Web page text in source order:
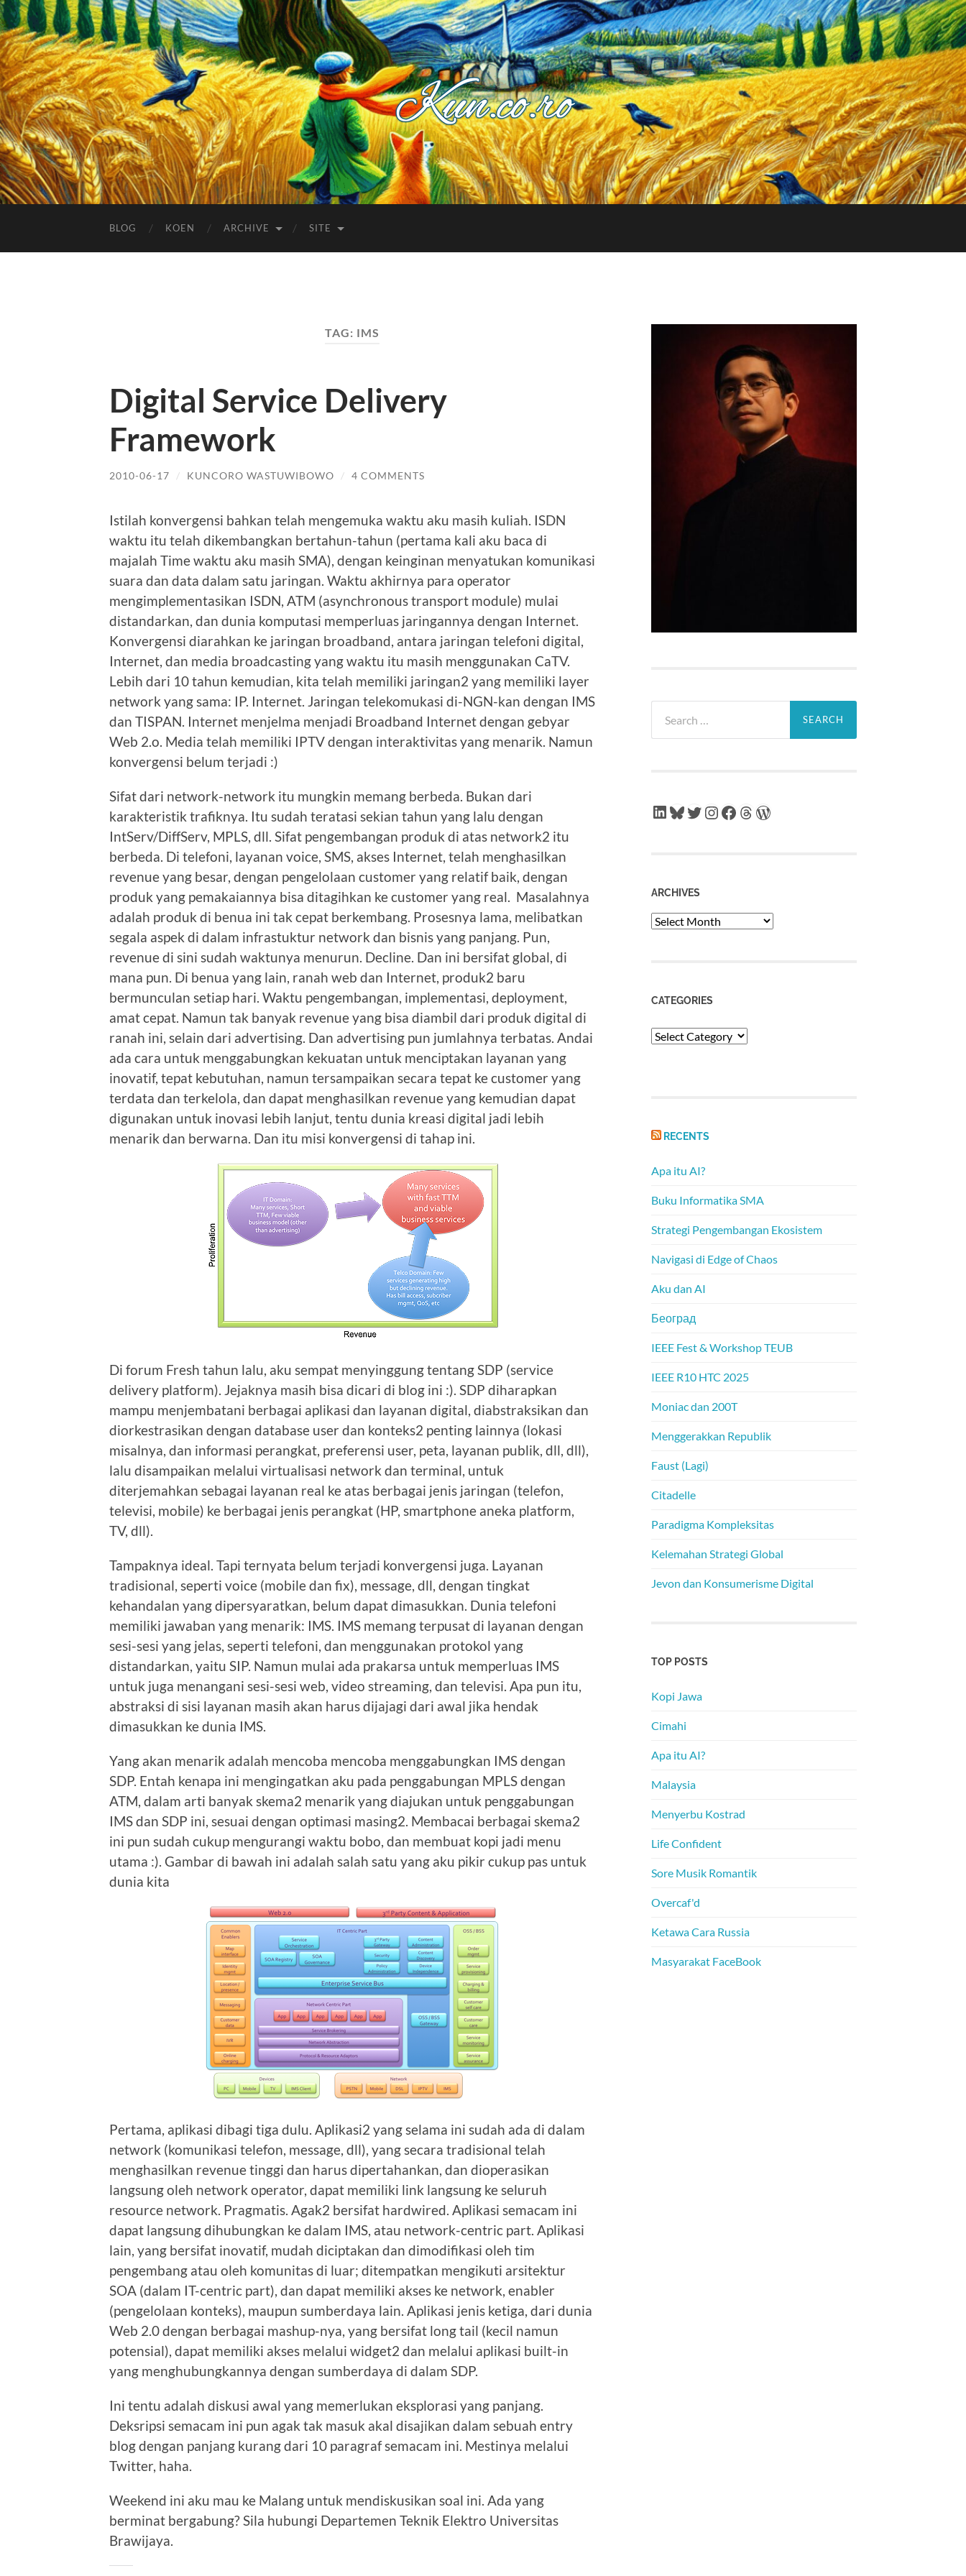
Kuncoro++
BLOG KOEN ARCHIVE SITE
TAG: IMS
Digital Service Delivery
Framework
2010-06-17 / KUNCORO WASTUWIBOWO / 4 COMMENTS
Istilah konvergensi bahkan telah mengemuka waktu aku masih kuliah. ISDN
waktu itu telah dikembangkan bertahun-tahun (pertama kali aku baca di
majalah Time waktu aku masih SMA), dengan keinginan menyatukan komunikasi
suara dan data dalam satu jaringan. Waktu akhirnya para operator
mengimplementasikan ISDN, ATM (asynchronous transport module) mulai
distandarkan, dan dunia komputasi memperluas jaringannya dengan Internet.
Konvergensi diarahkan ke jaringan broadband, antara jaringan telefoni digital,
Internet, dan media broadcasting yang waktu itu masih menggunakan CaTV.
Lebih dari 10 tahun kemudian, kita telah memiliki jaringan2 yang memiliki layer
network yang sama: IP. Internet. Jaringan telekomukasi di-NGN-kan dengan IMS
dan TISPAN. Internet menjelma menjadi Broadband Internet dengan gebyar
Web 2.o. Media telah memiliki IPTV dengan interaktivitas yang menarik. Namun
konvergensi belum terjadi :)
Sifat dari network-network itu mungkin memang berbeda. Bukan dari
karakteristik trafiknya. Itu sudah teratasi sekian tahun yang lalu dengan
IntServ/DiffServ, MPLS, dll. Sifat pengembangan produk di atas network2 itu
berbeda. Di telefoni, layanan voice, SMS, akses Internet, telah menghasilkan
revenue yang besar, dengan pengelolaan customer yang relatif baik, dengan
produk yang pemakaiannya bisa ditagihkan ke customer yang real. Masalahnya
adalah produk di benua ini tak cepat berkembang. Prosesnya lama, melibatkan
segala aspek di dalam infrastuktur network dan bisnis yang panjang. Pun,
revenue di sini sudah waktunya menurun. Decline. Dan ini bersifat global, di
mana pun. Di benua yang lain, ranah web dan Internet, produk2 baru
bermunculan setiap hari. Waktu pengembangan, implementasi, deployment,
amat cepat. Namun tak banyak revenue yang bisa diambil dari produk digital di
ranah ini, selain dari advertising. Dan advertising pun jumlahnya terbatas. Andai
ada cara untuk menggabungkan kekuatan untuk menciptakan layanan yang
inovatif, tepat kebutuhan, namun tersampaikan secara tepat ke customer yang
terdata dan terkelola, dan dapat menghasilkan revenue yang kemudian dapat
digunakan untuk inovasi lebih lanjut, tentu dunia kreasi digital jadi lebih
menarik dan berwarna. Dan itu misi konvergensi di tahap ini.
Di forum Fresh tahun lalu, aku sempat menyinggung tentang SDP (service
delivery platform). Jejaknya masih bisa dicari di blog ini :). SDP diharapkan
mampu menjembatani berbagai aplikasi dan layanan digital, diabstraksikan dan
diorkestrasikan dengan database user dan konteks2 penting lainnya (lokasi
misalnya, dan informasi perangkat, preferensi user, peta, layanan publik, dll, dll),
lalu disampaikan melalui virtualisasi network dan terminal, untuk
diterjemahkan sebagai layanan real ke atas berbagai jenis jaringan (telefon,
televisi, mobile) ke berbagai jenis perangkat (HP, smartphone aneka platform,
TV, dll).
Tampaknya ideal. Tapi ternyata belum terjadi konvergensi juga. Layanan
tradisional, seperti voice (mobile dan fix), message, dll, dengan tingkat
kehandalan yang dipersyaratkan, belum dapat dimasukkan. Dunia telefoni
memiliki jawaban yang menarik: IMS. IMS memang terpusat di layanan dengan
sesi-sesi yang jelas, seperti telefoni, dan menggunakan protokol yang
distandarkan, yaitu SIP. Namun mulai ada prakarsa untuk memperluas IMS
untuk juga menangani sesi-sesi web, video streaming, dan televisi. Apa pun itu,
abstraksi di sisi layanan masih akan harus dijajagi dari awal jika hendak
dimasukkan ke dunia IMS.
Yang akan menarik adalah mencoba mencoba menggabungkan IMS dengan
SDP. Entah kenapa ini mengingatkan aku pada penggabungan MPLS dengan
ATM, dalam arti banyak skema2 menarik yang diajukan untuk penggabungan
IMS dan SDP ini, sesuai dengan optimasi masing2. Membacai berbagai skema2
ini pun sudah cukup mengurangi waktu bobo, dan membuat kopi jadi menu
utama :). Gambar di bawah ini adalah salah satu yang aku pikir cukup pas untuk
dunia kita
Pertama, aplikasi dibagi tiga dulu. Aplikasi2 yang selama ini sudah ada di dalam
network (komunikasi telefon, message, dll), yang secara tradisional telah
menghasilkan revenue tinggi dan harus dipertahankan, dan dioperasikan
langsung oleh network operator, dapat memiliki link langsung ke seluruh
resource network. Pragmatis. Agak2 bersifat hardwired. Aplikasi semacam ini
dapat langsung dihubungkan ke dalam IMS, atau network-centric part. Aplikasi
lain, yang bersifat inovatif, mudah diciptakan dan dimodifikasi oleh tim
pengembang atau oleh komunitas di luar; ditempatkan mengikuti arsitektur
SOA (dalam IT-centric part), dan dapat memiliki akses ke network, enabler
(pengelolaan konteks), maupun sumberdaya lain. Aplikasi jenis ketiga, dari dunia
Web 2.0 dengan berbagai mashup-nya, yang bersifat long tail (kecil namun
potensial), dapat memiliki akses melalui widget2 dan melalui aplikasi built-in
yang menghubungkannya dengan sumberdaya di dalam SDP.
Ini tentu adalah diskusi awal yang memerlukan eksplorasi yang panjang.
Deksripsi semacam ini pun agak tak masuk akal disajikan dalam sebuah entry
blog dengan panjang kurang dari 10 paragraf semacam ini. Mestinya melalui
Twitter, haha.
Weekend ini aku mau ke Malang untuk mendiskusikan soal ini. Ada yang
berminat bergabung? Sila hubungi Departemen Teknik Elektro Universitas
Brawijaya.
for:
LinkedIn
Bluesky
Twitter
Instagram
Facebook
Threads
WordPress
ARCHIVES
Archives
CATEGORIES
Categories
RECENTS
Apa itu AI?
Buku Informatika SMA
Strategi Pengembangan Ekosistem
Navigasi di Edge of Chaos
Aku dan AI
Београд
IEEE Fest & Workshop TEUB
IEEE R10 HTC 2025
Moniac dan 200T
Menggerakkan Republik
Faust (Lagi)
Citadelle
Paradigma Kompleksitas
Kelemahan Strategi Global
Jevon dan Konsumerisme Digital
TOP POSTS
Kopi Jawa
Cimahi
Apa itu AI?
Malaysia
Menyerbu Kostrad
Life Confident
Sore Musik Romantik
Overcaf'd
Ketawa Cara Russia
Masyarakat FaceBook